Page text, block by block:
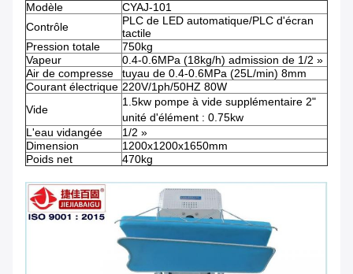
Modèle
CYAJ-101
Contrôle
PLC de LED automatique/PLC d'écran
tactile
Pression totale
750kg
Vapeur
0.4-0.6MPa (18kg/h) admission de 1/2 »
Air de compresse
tuyau de 0.4-0.6MPa (25L/min) 8mm
Courant électrique 220V/1ph/50HZ 80W
Vide
1.5kw pompe à vide supplémentaire 2"
unité d'élément : 0.75kw
L'eau vidangée
1/2 »
Dimension
1200x1200x1650mm
Poids net
470kg